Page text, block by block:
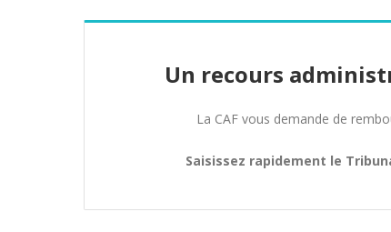
Un recours
La CAF vous demande de
Saisissez rapidement le